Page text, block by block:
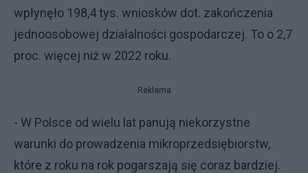
wpłynęło 198,4 tys. wniosków dot. zakończenia
jednoosobowej działalności gospodarczej. To o 2,7
proc. więcej niż w 2022 roku.
Reklama
- W Polsce od wielu lat panują niekorzystne
warunki do prowadzenia mikroprzedsiębiorstw,
które z roku na rok pogarszają się coraz bardziej.